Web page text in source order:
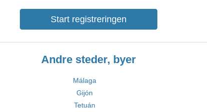
Start registreringen
Andre steder, byer
Málaga
Gijón
Tetuán